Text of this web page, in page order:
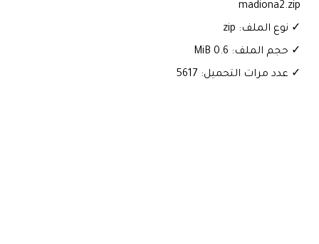
madiona2.zip
✓ نوع الملف: zip
✓ حجم الملف: 0.6 MiB
✓ عدد مرات التحميل: 5617